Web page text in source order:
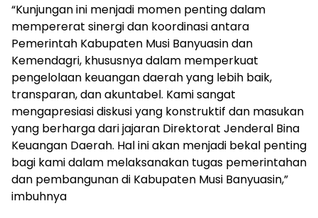
“Kunjungan ini menjadi momen penting dalam
mempererat sinergi dan koordinasi antara
Pemerintah Kabupaten Musi Banyuasin dan
Kemendagri, khususnya dalam memperkuat
pengelolaan keuangan daerah yang lebih baik,
transparan, dan akuntabel. Kami sangat
mengapresiasi diskusi yang konstruktif dan masukan
yang berharga dari jajaran Direktorat Jenderal Bina
Keuangan Daerah. Hal ini akan menjadi bekal penting
bagi kami dalam melaksanakan tugas pemerintahan
dan pembangunan di Kabupaten Musi Banyuasin,”
imbuhnya